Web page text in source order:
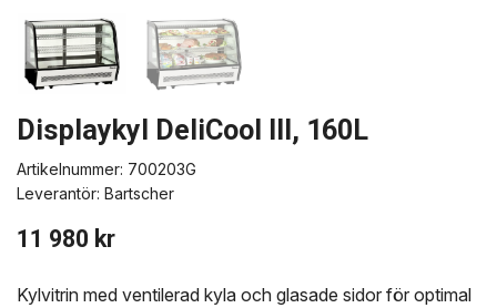
Displaykyl DeliCool III, 160L
Artikelnummer: 700203G
Leverantör: Bartscher
11 980 kr
Kylvitrin med ventilerad kyla och glasade sidor för optimal